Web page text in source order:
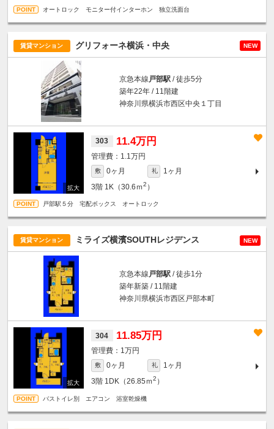
オートロック モニター付インターホン 独立洗面台
賃貸マンション グリフォーネ横浜・中央 NEW
京急本線戸部駅 / 徒歩5分
築年22年 / 11階建
神奈川県横浜市西区中央１丁目
303 11.4万円
1.1万円
敷 0ヶ月 礼
1ヶ月
3階 1K（30.6ｍ2 ）
戸部駅５分 宅配ボックス オートロック
賃貸マンション ミライズ横濱SOUTHレジデンス NEW
京急本線戸部駅 / 徒歩1分
築年新築 / 11階建
神奈川県横浜市西区戸部本町
304 11.85万円
1万円
敷 0ヶ月 礼
1ヶ月
3階 1DK（26.85ｍ2 ）
バストイレ別 エアコン 浴室乾燥機